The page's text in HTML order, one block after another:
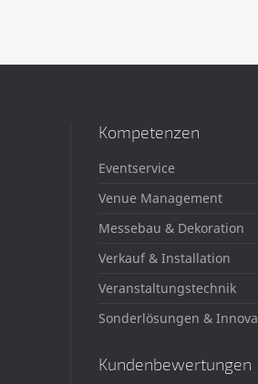
Kompetenzen
Eventservice
Venue Management
Messebau & Dekoration
Verkauf & Installation
Veranstaltungstechnik
Sonderlösungen &
Kundenbewertungen